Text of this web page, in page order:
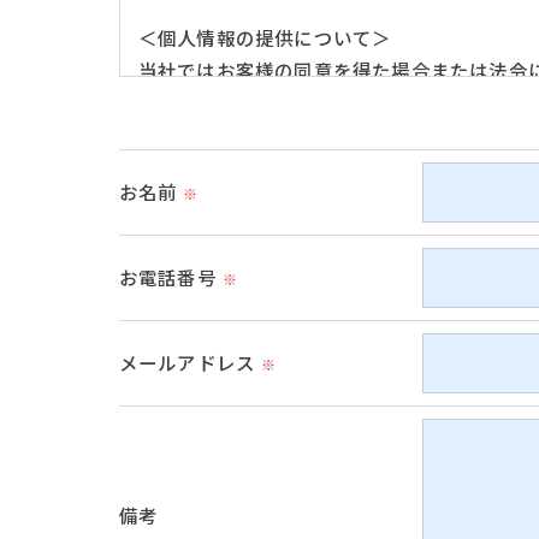
＜個人情報の提供について＞
当社ではお客様の同意を得た場合または法令
当社では、利用目的の達成に必要な範囲にお
これらの委託先に対しては個人情報保護契
＜個人情報の安全管理＞
当社では、個人情報の漏洩等がなされない
＜個人情報を与えなかった場合に生じる結果
必要な情報を頂けない場合は、それに対応
当社では、お客様の個人情報の開示･訂正･削
お名前 ※
お電話番号 ※
メールアドレス ※
備考